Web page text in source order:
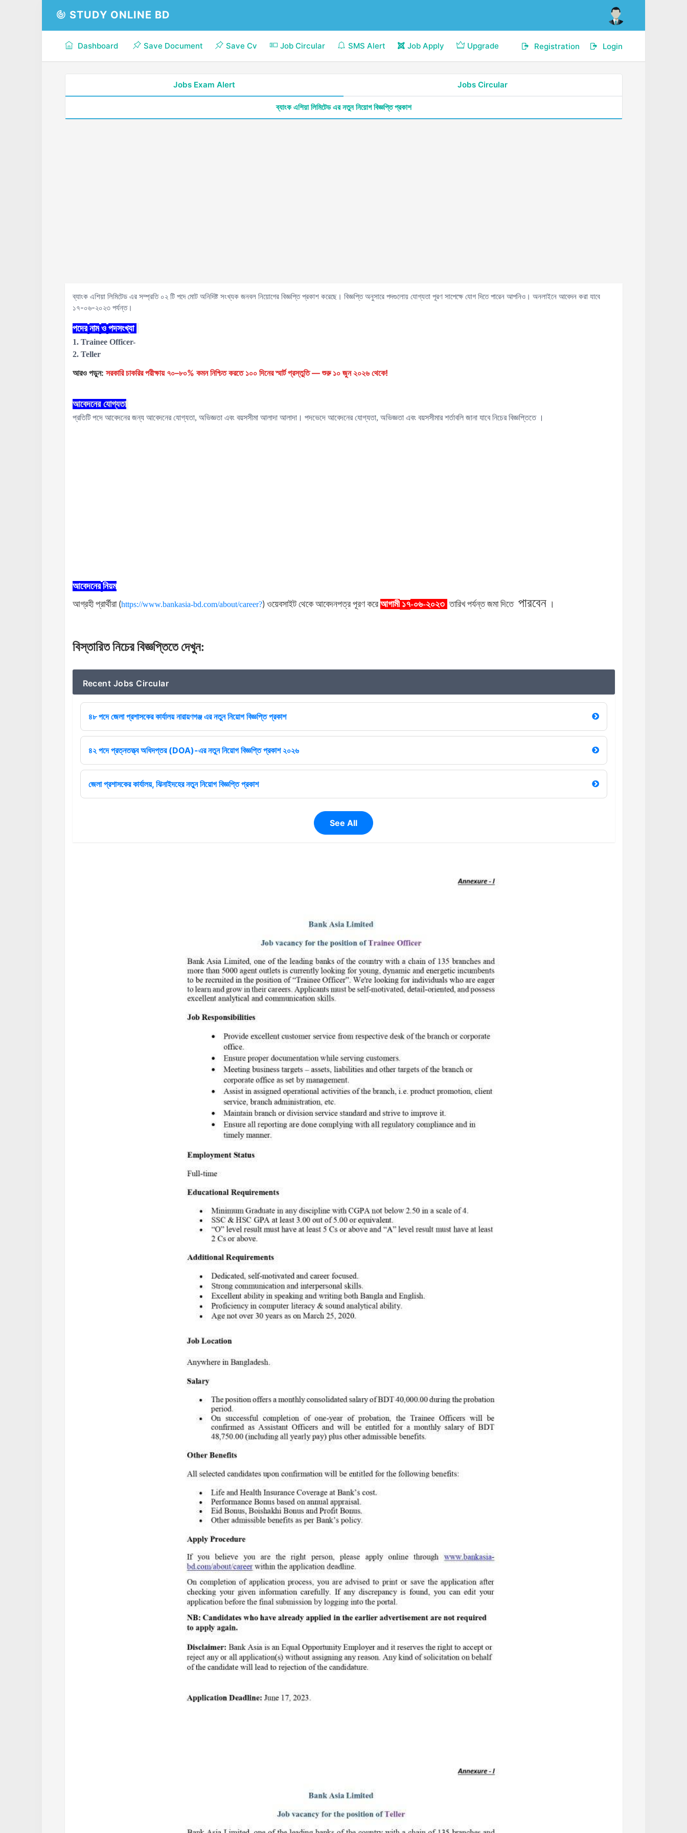
STUDY ONLINE BD
Dashboard Save Document Save Cv Job Circular SMS Alert Job Apply Upgrade Login
Registration
Jobs Exam Alert Jobs Circular
ব্যাংক এশিয়া লিমিটেড এর নতুন নিয়োগ বিজ্ঞপ্তি প্রকাশ
ব্যাংক এশিয়া লিমিটেড এর সম্প্রতি ০২ টি পদে মোট অনিদিষ্ট সংখ্যক জনবল নিয়োগের বিজ্ঞপ্তি প্রকাশ করেছে। বিজ্ঞপ্তি অনুসারে পদগুলোয় যোগ্যতা পূরণ সাপেক্ষে যোগ দিতে পারেন আপনিও। অনলাইনে আবেদন করা যাবে
১৭-০৬-২০২৩ পর্যন্ত।
পদের নাম ও পদসংখ্যা
1. Trainee Officer-
2. Teller
আরও পড়ুন: সরকারি চাকরির পরীক্ষায় ৭০–৮০% কমন নিশ্চিত করতে ১০০ দিনের স্মার্ট প্রস্তুতি — শুরু ১০ জুন ২০২৬ থেকে!
আবেদনের যোগ্যতা
প্রতিটি পদে আবেদনের জন্য আবেদনের যোগ্যতা, অভিজ্ঞতা এবং বয়সসীমা আলাদা আলাদা। পদভেদে আবেদনের যোগ্যতা, অভিজ্ঞতা এবং বয়সসীমার শর্তাবলি জানা যাবে নিচের বিজ্ঞপ্তিতে ।
আবেদনের নিয়ম
আগ্রহী প্রার্থীরা(https://www.bankasia-bd.com/about/career?) ওয়েবসাইট থেকে আবেদনপত্র পূরণ করে আগামী১৭-০৬-২০২৩ তারিখ পর্যন্ত জমা দিতে পারবেন ।
বিস্তারিত নিচের বিজ্ঞপ্তিতে দেখুন:
Recent Jobs Circular
৪৮ পদে জেলা প্রশাসকের কার্যালয় নারায়ণগঞ্জ এর নতুন নিয়োগ বিজ্ঞপ্তি প্রকাশ
৪২ পদে প্রত্নতত্ত্ব অধিদপ্তর (DOA)-এর নতুন নিয়োগ বিজ্ঞপ্তি প্রকাশ ২০২৬
জেলা প্রশাসকের কার্যালয়, ঝিনাইদহের নতুন নিয়োগ বিজ্ঞপ্তি প্রকাশ
See All